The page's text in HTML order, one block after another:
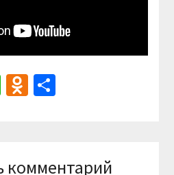
WhatsApp
Odnoklassniki
Отправить
комментарий